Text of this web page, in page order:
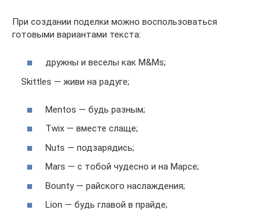
При создании поделки можно воспользоваться
готовыми вариантами текста:
дружны и веселы как M&Ms;
Skittles — живи на радуге;
Mentos — будь разным;
Twix — вместе слаще;
Nuts — подзарядись;
Mars — с тобой чудесно и на Марсе;
Bounty — райского наслаждения;
Lion — будь главой в прайде;